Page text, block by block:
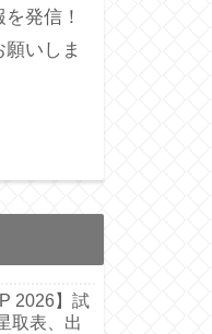
発信！
いしま
2026】試
取表、出